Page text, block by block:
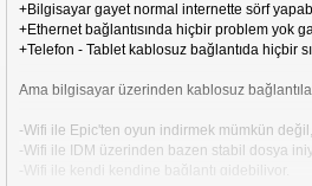
+Bilgisayar gayet normal internette sörf
+Ethernet bağlantısında hiçbir problem yok
+Telefon - Tablet kablosuz bağlantıda hiçbir
Ama bilgisayar üzerinden kablosuz
-Wifi ile Epic'ten oyun indirmek mümkün
-Wifi ile IDM üzerinden bazen stabil dosya
-Wifi ile kendi kendine bağlantı gidebiliyor.